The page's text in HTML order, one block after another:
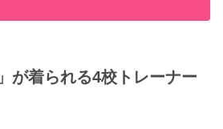
が着られる4校トレーナー